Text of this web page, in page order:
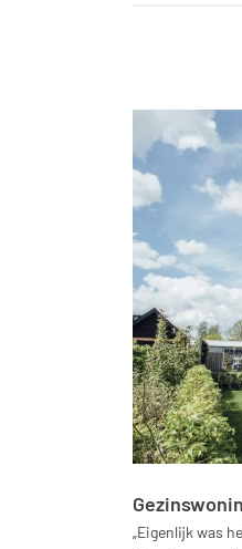
„Eigenlijk was